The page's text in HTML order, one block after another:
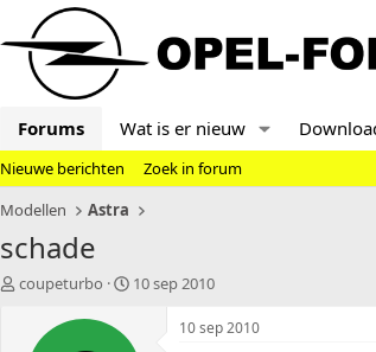
Forums Wat is er nieuw
Nieuwe berichten
Zoek in forum
Modellen
Astra
schade
T
coupeturbo
S
r
10 sep 2010
10 sep 2010